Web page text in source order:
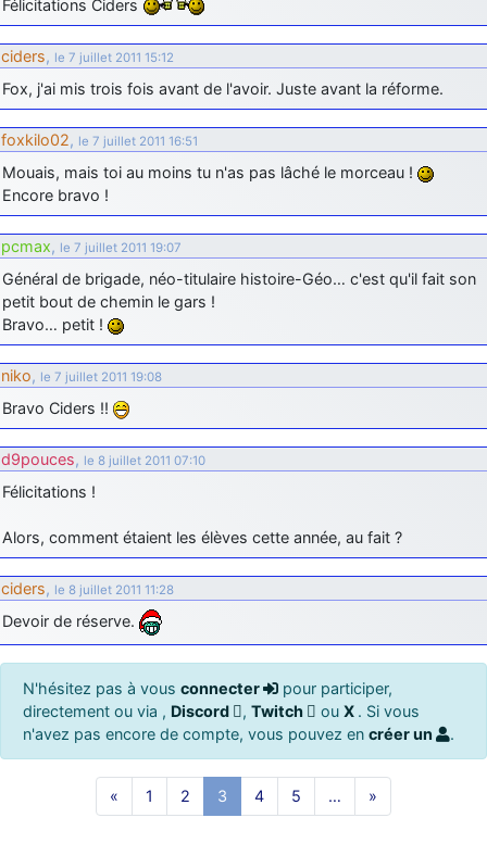
Félicitations Ciders
ciders, le 7 juillet 2011 15:12
Fox, j'ai mis trois fois avant de l'avoir. Juste avant la réforme.
foxkilo02, le 7 juillet 2011 16:51
Mouais, mais toi au moins tu n'as pas lâché le morceau !
Encore bravo !
pcmax, le 7 juillet 2011 19:07
Général de brigade, néo-titulaire histoire-Géo… c'est qu'il fait son
petit bout de chemin le gars !
Bravo… petit !
niko, le 7 juillet 2011 19:08
Bravo Ciders !!
d9pouces, le 8 juillet 2011 07:10
Félicitations !
Alors, comment étaient les élèves cette année, au fait ?
ciders, le 8 juillet 2011 11:28
Devoir de réserve.
N'hésitez pas à vous connecter
pour participer,
directement ou via , Discord , Twitch ou X . Si vous
n'avez pas encore de compte, vous pouvez en créer un .
« 1 2 3 4 5 … »